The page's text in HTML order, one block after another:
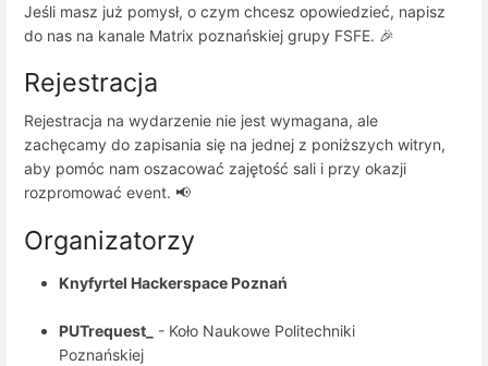
Jeśli masz już pomysł, o czym chcesz opowiedzieć, napisz
do nas na kanale Matrix poznańskiej grupy FSFE. 🎉
Rejestracja
Rejestracja na wydarzenie nie jest wymagana, ale
zachęcamy do zapisania się na jednej z poniższych witryn,
aby pomóc nam oszacować zajętość sali i przy okazji
rozpromować event. 📢
Organizatorzy
Knyfyrtel Hackerspace Poznań
PUTrequest_
- Koło Naukowe Politechniki
Poznańskiej